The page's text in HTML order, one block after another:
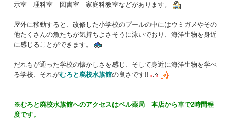
示室 理科室 図書室 家庭科教室などがあります。
屋外に移動すると、改修した小学校のプールの中にはウミガメやその
他たくさんの魚たちが気持ちよさそうに泳いでおり、海洋生物を身近
に感じることができます。
だれもが通った学校の懐かしさを感じ、そして身近に海洋生物を学べ
る学校、それがむろと廃校水族館の良さです!!
※むろと廃校水族館へのアクセスはベル薬局 本店から車で2時間程
度です。